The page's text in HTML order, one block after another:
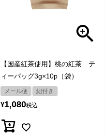
【国産紅茶使用】桃の紅茶 テ
ィーバッグ3g×10p（袋）
メール便 紐付き
¥1,080税込